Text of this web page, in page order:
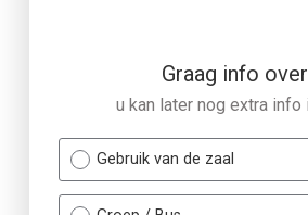
Graag info
u kan later nog extra info
Gebruik van de zaal